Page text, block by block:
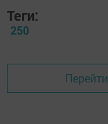
Теги:
250